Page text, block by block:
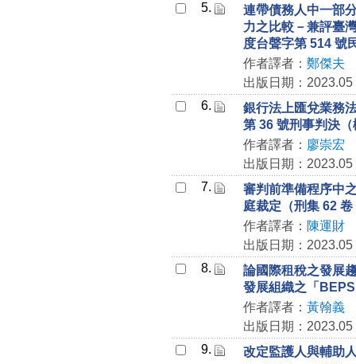
5.
連帶債務人中一部
力之比較－兼評臺
度台聲字第 514 號
作者譯者： 鄭傑夫
出版日期：2023.05
6.
銀行法上匯兌業務
第 36 號刑事判決
作者譯者： 廖崇宏
出版日期：2023.05
7.
審判前準備程序中
庭裁定（刑集 62
作者譯者： 陳運財
出版日期：2023.05
8.
論國際租稅之發展
發展組織之「
作者譯者： 黃翰義
出版日期：2023.05
9.
改定監護人與輔助